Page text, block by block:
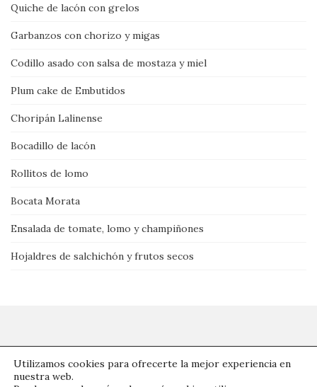
Quiche de lacón con grelos
Garbanzos con chorizo y migas
Codillo asado con salsa de mostaza y miel
Plum cake de Embutidos
Choripán Lalinense
Bocadillo de lacón
Rollitos de lomo
Bocata Morata
Ensalada de tomate, lomo y champiñones
Hojaldres de salchichón y frutos secos
Utilizamos cookies para ofrecerte la mejor experiencia en
nuestra web.